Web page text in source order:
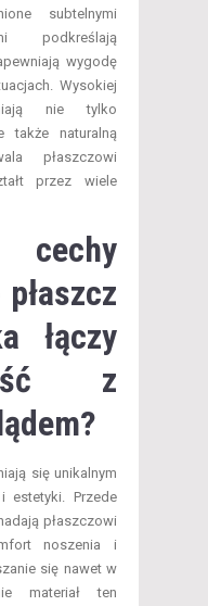
subtelnymi
podkreślają
wygodę
Wysokiej
nie tylko
także naturalną
płaszczowi
przez wiele
łączy
z
się unikalnym
estetyki. Przede
płaszczowi
noszenia i
się nawet w
materiał ten